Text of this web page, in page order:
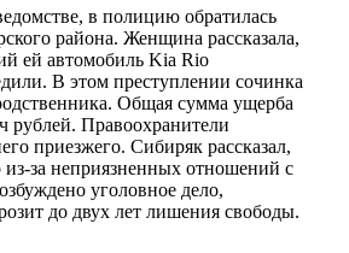
в полицию обратилась
района. Женщина рассказала,
ей автомобиль Kia Rio
В этом преступлении сочинка
Общая сумма ущерба
рублей. Правоохранители
приезжего. Сибиряк рассказал,
из-за неприязненных отношений с
уголовное дело,
до двух лет лишения свободы.